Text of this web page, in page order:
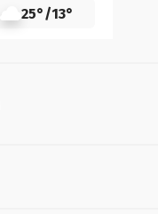
25°/13°